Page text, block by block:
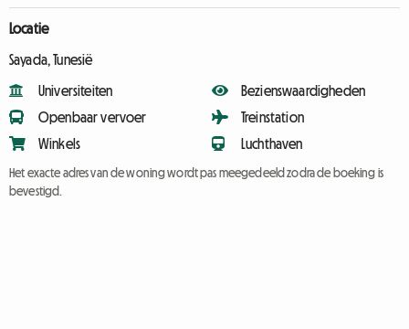
Locatie
Sayada, Tunesië
Universiteiten
Openbaar vervoer
Winkels
Bezienswaardigheden
Treinstation
Luchthaven
Het exacte adres van de woning wordt pas meegedeeld zodra de boeking is
bevestigd.